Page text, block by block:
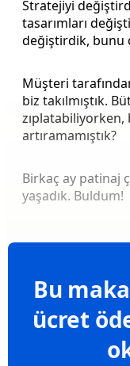
Stratejiyi
tasarımları
değiştirdik, bunu
Müşteri
biz takılmıştık.
zıplatabiliyorken,
artıramamıştık?
Birkaç ay patinaj
yaşadık. Buldum!
Bu
ücret